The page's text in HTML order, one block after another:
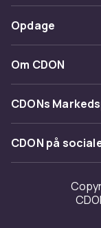
Spor pakke
Fortryd &
Kontakt os
Betaling
Levering
Opdage
Kategorier
Maerke
Om CDON
Om os
Arbejd på CDON
Investor
Tilgængelighed
CDONs
Merchant Help
CDON på